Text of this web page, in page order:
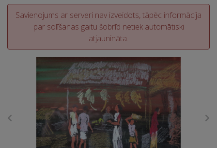
Savienojums ar serveri nav izveidots, tāpēc informācija
par solīšanas gaitu šobrīd netiek automātiski
atjaunināta.